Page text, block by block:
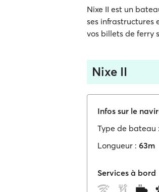
Nixe II est un
ses infrastructures
vos billets de ferry
Nixe II
Infos sur le
Type de bateau :
Longueur : 63m
Services à bord